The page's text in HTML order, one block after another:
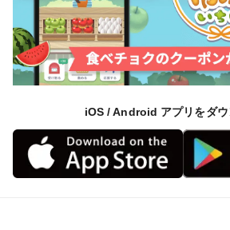
iOS / Android アプリをダウ